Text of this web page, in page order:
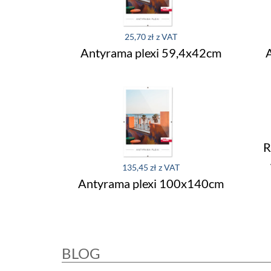
Antyrama plexi 59,4x42cm
25,70 zł
Antyrama plexi 100x140cm
135,45 zł
BLOG